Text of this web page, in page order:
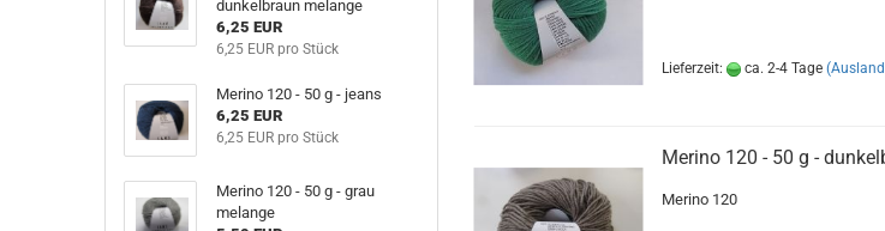
Lieferzeit: ca. 2-4 Tage
Merino 120 - 50 g -
Merino 120
dunkelbraun melange
6,25 EUR
6,25 EUR pro Stück
Merino 120 - 50 g - jeans
6,25 EUR
6,25 EUR pro Stück
Merino 120 - 50 g - grau
melange